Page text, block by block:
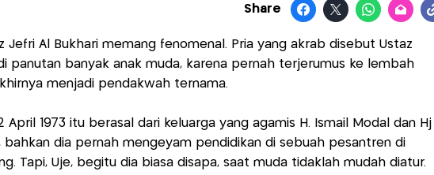
Share
Jefri Al Bukhari memang fenomenal. Pria yang akrab disebut Ustaz
panutan banyak anak muda, karena pernah terjerumus ke lembah
menjadi pendakwah ternama.
April 1973 itu berasal dari keluarga yang agamis H. Ismail Modal dan Hj
bahkan dia pernah mengeyam pendidikan di sebuah pesantren di
Tapi, Uje, begitu dia biasa disapa, saat muda tidaklah mudah diatur.